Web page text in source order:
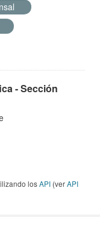
- Sección
losAPI (verAPI